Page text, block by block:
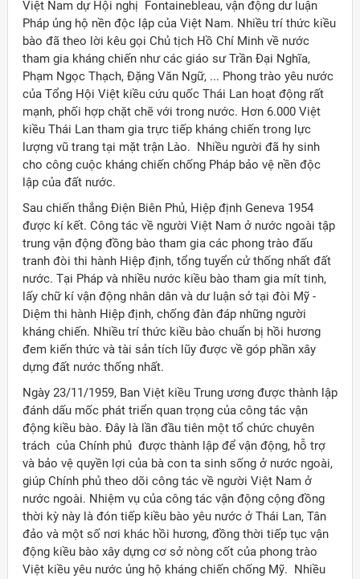
Việt Nam ở nước ngoài
Việt Nam dự Hội nghị Fontainebleau, vận động dư luận
Pháp ủng hộ nền độc lập của Việt Nam. Nhiều trí thức kiều
bào đã theo lời kêu gọi Chủ tịch Hồ Chí Minh về nước
tham gia kháng chiến như các giáo sư Trần Đại Nghĩa,
Phạm Ngọc Thạch, Đặng Văn Ngữ, ... Phong trào yêu nước
của Tổng Hội Việt kiều cứu quốc Thái Lan hoạt động rất
mạnh, phối hợp chặt chẽ với trong nước. Hơn 6.000 Việt
kiều Thái Lan tham gia trực tiếp kháng chiến trong lực
lượng vũ trang tại mặt trận Lào. Nhiều người đã hy sinh
cho công cuộc kháng chiến chống Pháp bảo vệ nền độc
lập của đất nước.
Sau chiến thắng Điện Biên Phủ, Hiệp định Geneva 1954
được kí kết. Công tác về người Việt Nam ở nước ngoài tập
trung vận động đồng bào tham gia các phong trào đấu
tranh đòi thi hành Hiệp định, tổng tuyển cử thống nhất đất
nước. Tại Pháp và nhiều nước kiều bào tham gia mít tinh,
lấy chữ kí vận động nhân dân và dư luận sở tại đòi Mỹ -
Diệm thi hành Hiệp định, chống đàn đáp những người
kháng chiến. Nhiều trí thức kiều bào chuẩn bị hồi hương
đem kiến thức và tài sản tích lũy được về góp phần xây
dựng đất nước thống nhất.
Ngày 23/11/1959, Ban Việt kiều Trung ương được thành lập
đánh dấu mốc phát triển quan trọng của công tác vận
động kiều bào. Đây là lần đầu tiên một tổ chức chuyên
trách của Chính phủ được thành lập để vận động, hỗ trợ
và bảo vệ quyền lợi của bà con ta sinh sống ở nước ngoài,
giúp Chính phủ theo dõi công tác về người Việt Nam ở
nước ngoài. Nhiệm vụ của công tác vận động cộng đồng
thời kỳ này là đón tiếp kiều bào yêu nước ở Thái Lan, Tân
đảo và một số nơi khác hồi hương, đồng thời tiếp tục vận
động kiều bào xây dựng cơ sở nòng cốt của phong trào
Việt kiều yêu nước ủng hộ kháng chiến chống Mỹ. Nhiều